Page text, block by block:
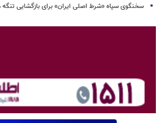
سخنگوی سپاه «شرط اصلی ایران» برای بازگشایی تنگه